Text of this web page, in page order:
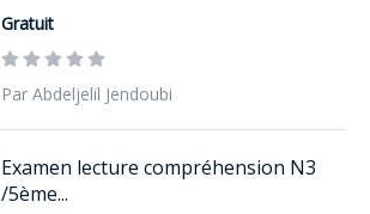
Gratuit
Par Abdeljelil Jendoubi
Examen lecture compréhension N3
/5ème...